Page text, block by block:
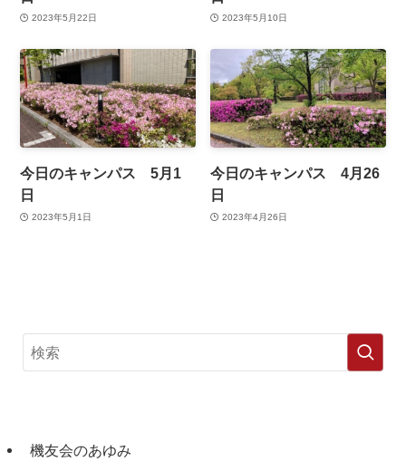
2023年5月22日 2023年5月10日
今日のキャンパス 5月1
日
2023年5月1日
今日のキャンパス 4月26
日
2023年4月26日
機友会のあゆみ